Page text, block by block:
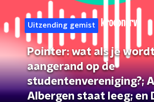
Uitzending gemist
Pointer: wat als je
aangerand op de
studentenvereniging?;
Albergen staat leeg; en